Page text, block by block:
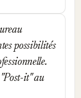
possibilités
it" au